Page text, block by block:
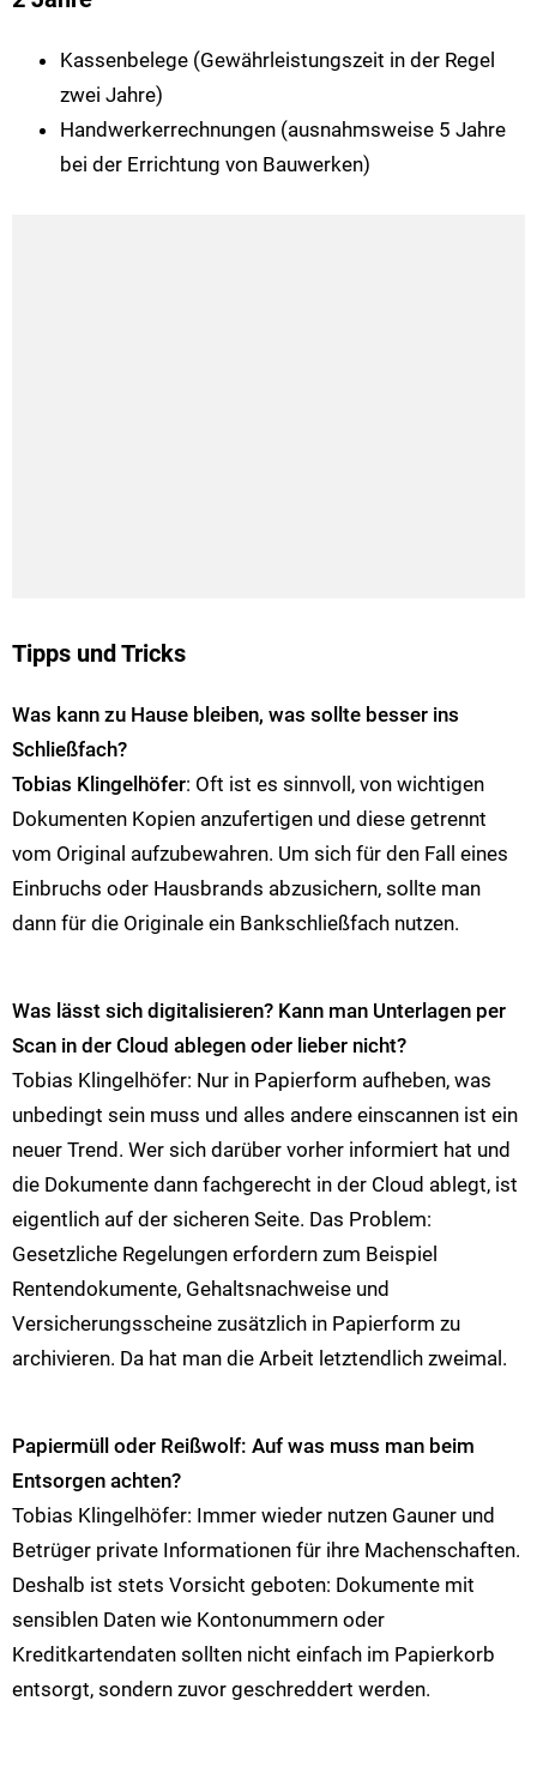
Kassenbelege (Gewährleistungszeit in der Regel
zwei Jahre)
Handwerkerrechnungen (ausnahmsweise 5 Jahre
bei der Errichtung von Bauwerken)
Tipps und Tricks
Was kann zu Hause bleiben, was sollte besser ins
Schließfach?
Tobias Klingelhöfer: Oft ist es sinnvoll, von wichtigen
Dokumenten Kopien anzufertigen und diese getrennt
vom Original aufzubewahren. Um sich für den Fall eines
Einbruchs oder Hausbrands abzusichern, sollte man
dann für die Originale ein Bankschließfach nutzen.
Was lässt sich digitalisieren? Kann man Unterlagen per
Scan in der Cloud ablegen oder lieber nicht?
Tobias Klingelhöfer: Nur in Papierform aufheben, was
unbedingt sein muss und alles andere einscannen ist ein
neuer Trend. Wer sich darüber vorher informiert hat und
die Dokumente dann fachgerecht in der Cloud ablegt, ist
eigentlich auf der sicheren Seite. Das Problem:
Gesetzliche Regelungen erfordern zum Beispiel
Rentendokumente, Gehaltsnachweise und
Versicherungsscheine zusätzlich in Papierform zu
archivieren. Da hat man die Arbeit letztendlich zweimal.
Papiermüll oder Reißwolf: Auf was muss man beim
Entsorgen achten?
Tobias Klingelhöfer: Immer wieder nutzen Gauner und
Betrüger private Informationen für ihre Machenschaften.
Deshalb ist stets Vorsicht geboten: Dokumente mit
sensiblen Daten wie Kontonummern oder
Kreditkartendaten sollten nicht einfach im Papierkorb
entsorgt, sondern zuvor geschreddert werden.